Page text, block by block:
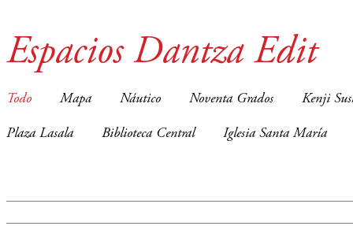
Espacios Dantza Edit
Todo Mapa Náutico Noventa Grados Kenji
Plaza Lasala Biblioteca Central Iglesia Santa María